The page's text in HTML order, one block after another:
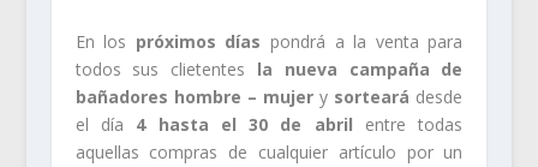
En los próximos días pondrá a la venta para
todos sus clietentes la nueva campaña de
bañadores hombre – mujer y sorteará desde
el día 4 hasta el 30 de abril entre todas
aquellas compras de cualquier artículo por un